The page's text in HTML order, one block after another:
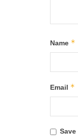
Name *
Email *